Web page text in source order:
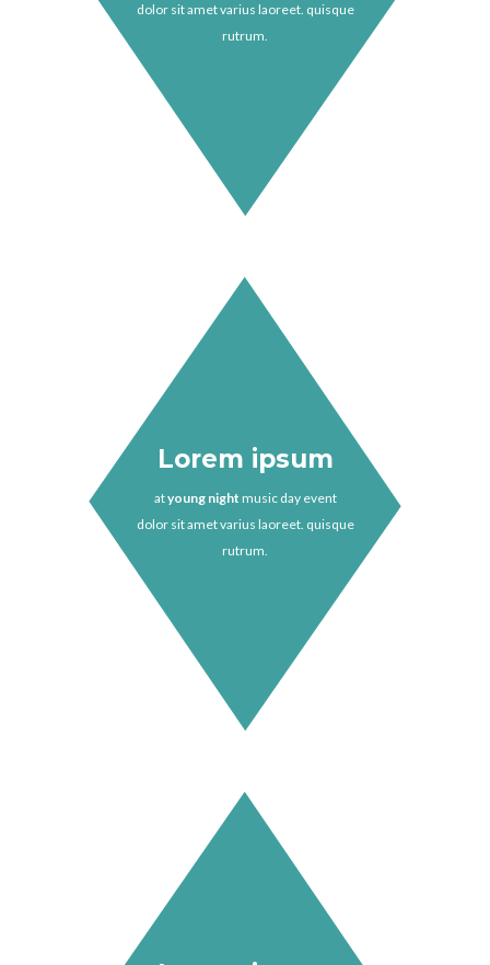
dolor sit amet varius laoreet. quisque
rutrum.
Lorem ipsum
atyoung night music day event
dolor sit amet varius laoreet. quisque
rutrum.